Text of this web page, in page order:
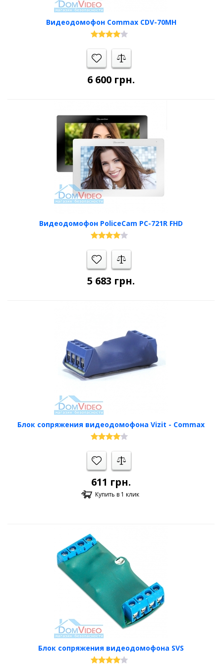
Видеодомофон Commax CDV-70MH
6 600 грн.
Видеодомофон PoliceCam PC-721R FHD
5 683 грн.
Блок сопряжения видеодомофона Vizit - Commax
611 грн.
Купить в 1 клик
Блок сопряжения видеодомофона SVS